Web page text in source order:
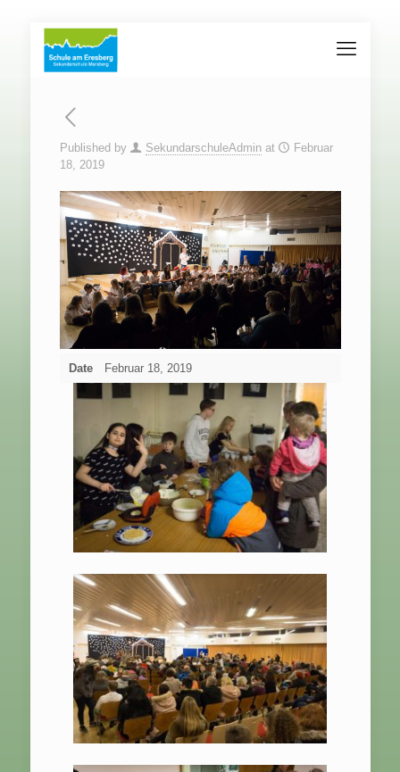
Published by SekundarschuleAdmin at
Februar
18, 2019
Date Februar 18, 2019